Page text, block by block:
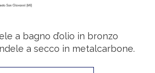
a bagno d’olio in bronzo
a secco in metalcarbone.